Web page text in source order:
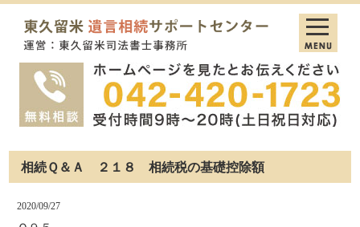
相続Ｑ＆Ａ ２１８ 相続税の基礎控除額
2020/09/27